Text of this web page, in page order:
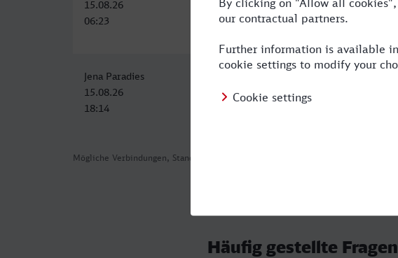
Mögliche Verbindungen, Stand: 2026-08-01 01:02
15.08.26
06:23
15.08.26
13:11
Jena Paradies
15.08.26
18:14
16.08.26
Häufig gestellte Fragen